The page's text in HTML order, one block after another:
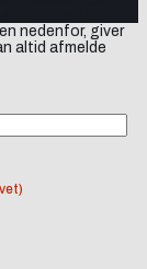
nedenfor, giver
altid afmelde